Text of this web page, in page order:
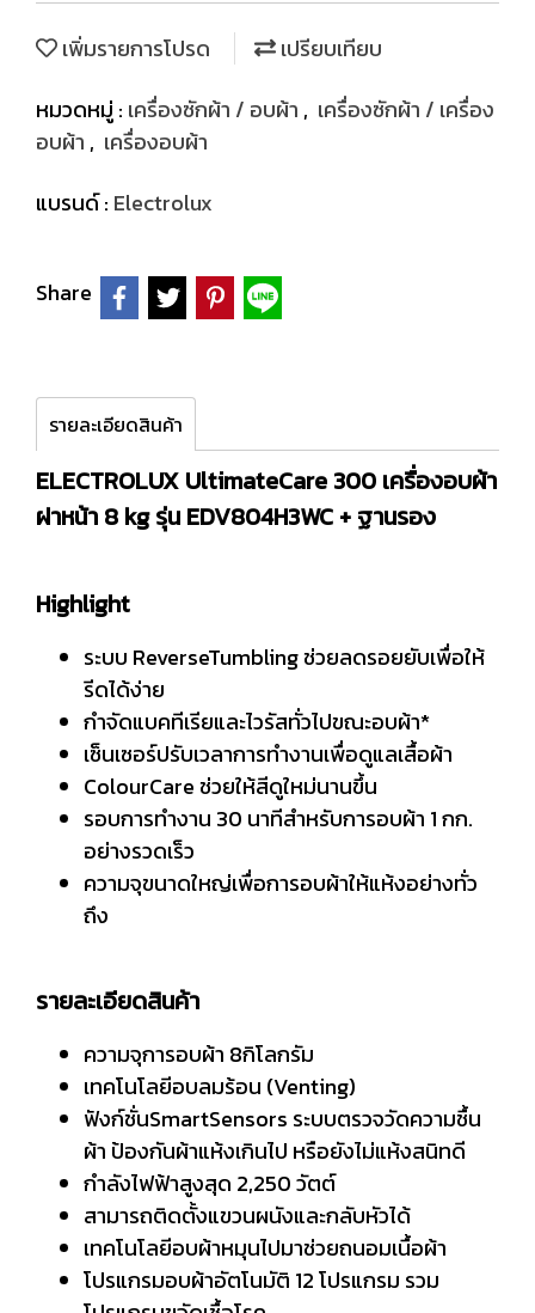
เพิ่มรายการโปรด
เปรียบเทียบ
หมวดหมู่ : เครื่องซักผ้า / อบผ้า , เครื่องซักผ้า / เครื่อง
อบผ้า , เครื่องอบผ้า
แบรนด์ : Electrolux
Share
รายละเอียดสินค้า
ELECTROLUX UltimateCare 300 เครื่องอบผ้า
ฝาหน้า 8 kg รุ่น EDV804H3WC + ฐานรอง
Highlight
ระบบ ReverseTumbling ช่วยลดรอยยับเพื่อให้
รีดได้ง่าย
กำจัดแบคทีเรียและไวรัสทั่วไปขณะอบผ้า*
เซ็นเซอร์ปรับเวลาการทำงานเพื่อดูแลเสื้อผ้า
ColourCare ช่วยให้สีดูใหม่นานขึ้น
รอบการทำงาน 30 นาทีสำหรับการอบผ้า 1 กก.
อย่างรวดเร็ว
ความจุขนาดใหญ่เพื่อการอบผ้าให้แห้งอย่างทั่ว
ถึง
รายละเอียดสินค้า
ความจุการอบผ้า 8กิโลกรัม
เทคโนโลยีอบลมร้อน (Venting)
ฟังก์ชั่นSmartSensors ระบบตรวจวัดความชื้น
ผ้า ป้องกันผ้าแห้งเกินไป หรือยังไม่แห้งสนิทดี
กำลังไฟฟ้าสูงสุด 2,250 วัตต์
สามารถติดตั้งแขวนผนังและกลับหัวได้
เทคโนโลยีอบผ้าหมุนไปมาช่วยถนอมเนื้อผ้า
โปรแกรมอบผ้าอัตโนมัติ 12 โปรแกรม รวม